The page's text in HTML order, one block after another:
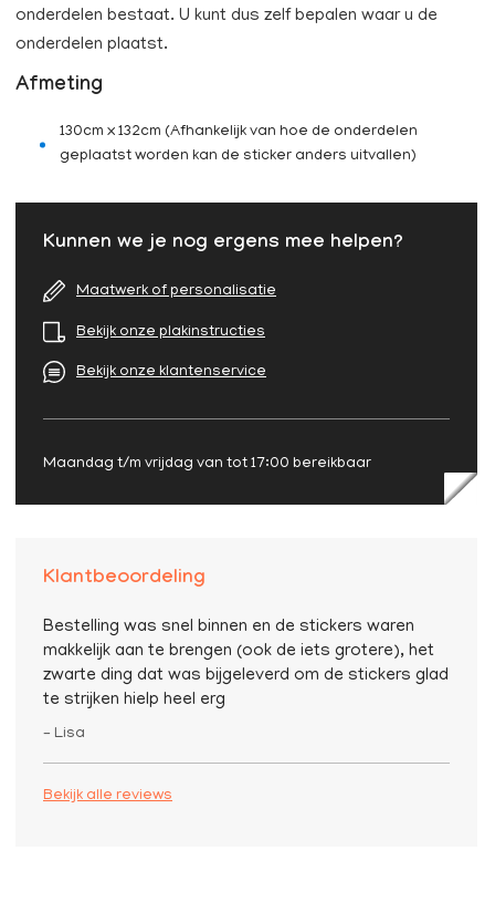
onderdelen bestaat. U kunt dus zelf bepalen waar u de
onderdelen plaatst.
Afmeting
130cm x 132cm (Afhankelijk van hoe de onderdelen
geplaatst worden kan de sticker anders uitvallen)
Kunnen we je nog ergens mee helpen?
Maatwerk of personalisatie
Bekijk onze plakinstructies
Bekijk onze klantenservice
Maandag t/m vrijdag van tot 17:00 bereikbaar
Klantbeoordeling
Bestelling was snel binnen en de stickers waren
makkelijk aan te brengen (ook de iets grotere), het
zwarte ding dat was bijgeleverd om de stickers glad
te strijken hielp heel erg
– Lisa
Bekijk alle reviews